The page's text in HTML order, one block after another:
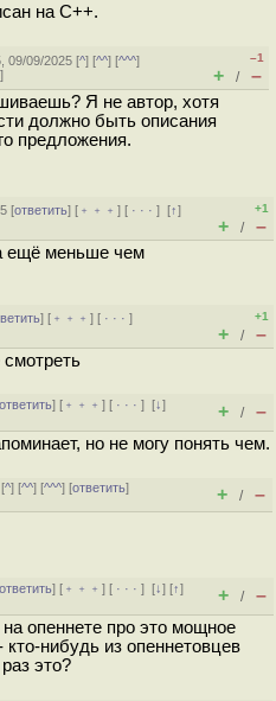
на C++.
09/09/2025 [^] [^^] [^^^]
]
–1
+ / –
Я не автор, хотя
должно быть описания
предложения.
[ответить] [ ﹢﹢﹢] [ · · ·][↑]
+1
+ / –
ещё меньше чем
] [ ﹢﹢﹢] [ · · ·]
+1
+ / –
ответить] [ ﹢﹢﹢] [ · · ·][↓]
+ / –
но не могу понять чем.
^] [^^] [^^^] [ответить]
+ / –
ответить] [ ﹢﹢﹢] [ · · ·][↓] [↑]
+ / –
опеннете про это мощное
нибудь из опеннетовцев
это?